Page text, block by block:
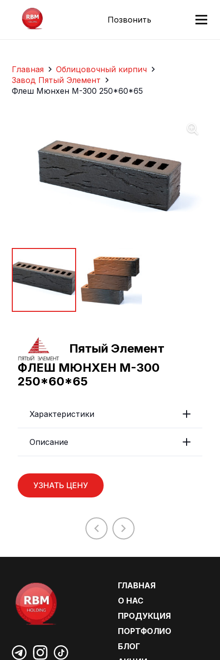
Позвонить
Главная
Облицовочный кирпич
Завод Пятый Элемент
Флеш Мюнхен М-300 250*60*65
Пятый Элемент
ФЛЕШ МЮНХЕН М-300
250*60*65
Характеристики
Описание
УЗНАТЬ ЦЕНУ
ГЛАВНАЯ
О НАС
ПРОДУКЦИЯ
ПОРТФОЛИО
БЛОГ